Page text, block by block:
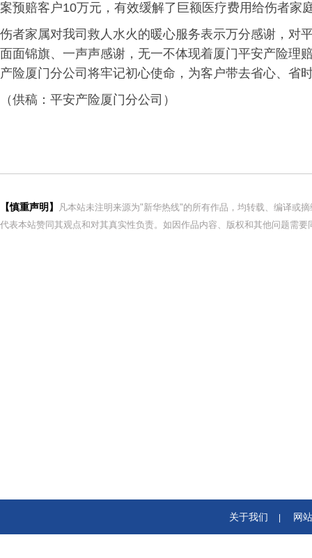
案预赔客户10万元，有效缓解了巨额医疗费用给伤者家
伤者家属对我司救人水火的暖心服务表示万分感谢，对
面面锦旗、一声声感谢，无一不体现着厦门平安产险理
产险厦门分公司将牢记初心使命，为客户带去省心、省
（供稿：平安产险厦门分公司）
【慎重声明】
凡本站未注明来源为"新华热线"的所有作品，均转载、编译或
代表本站赞同其观点和对其真实性负责。如因作品内容、版权和其他问题需
关于我们 网